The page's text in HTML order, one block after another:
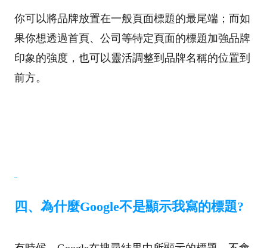
你可以將品牌放置在一般頁面標題的最尾端；而如
果你想透過首頁、公司等特定頁面的標題加強品牌
印象的強度，也可以靈活調整到品牌名稱的位置到
前方。
四、為什麼Google不是顯示我寫的標題?